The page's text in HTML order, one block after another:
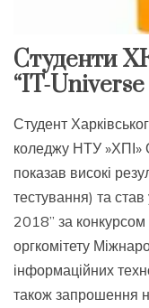
Студенти
“IT-Universe
Студент
коледжу НТУ »ХПІ»
показав високі
тестування) та
2018” за конкурсом
оргкомітету
інформаційних
також запрошення